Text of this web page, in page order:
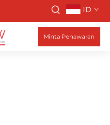
ID
Minta Penawaran